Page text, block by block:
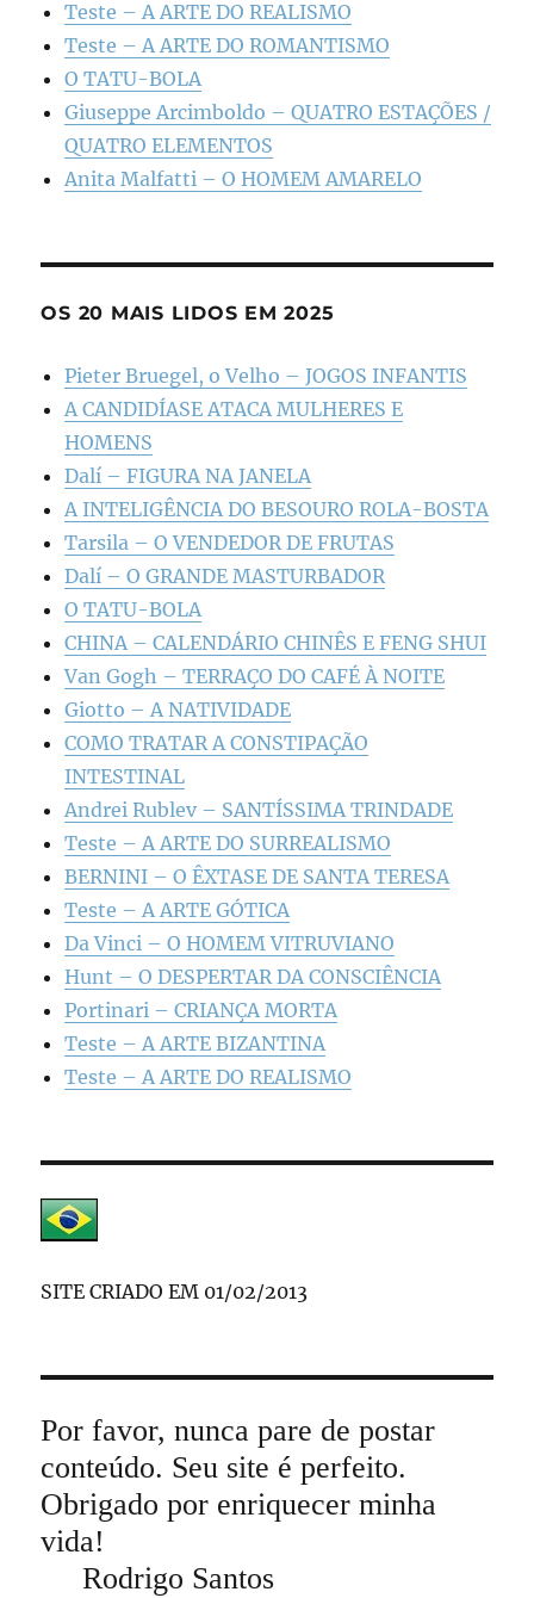
Teste – A ARTE DO REALISMO
Teste – A ARTE DO ROMANTISMO
O TATU-BOLA
Giuseppe Arcimboldo – QUATRO ESTAÇÕES /
QUATRO ELEMENTOS
Anita Malfatti – O HOMEM AMARELO
OS 20 MAIS LIDOS EM 2025
Pieter Bruegel, o Velho – JOGOS INFANTIS
A CANDIDÍASE ATACA MULHERES E
HOMENS
Dalí – FIGURA NA JANELA
A INTELIGÊNCIA DO BESOURO ROLA-BOSTA
Tarsila – O VENDEDOR DE FRUTAS
Dalí – O GRANDE MASTURBADOR
O TATU-BOLA
CHINA – CALENDÁRIO CHINÊS E FENG SHUI
Van Gogh – TERRAÇO DO CAFÉ À NOITE
Giotto – A NATIVIDADE
COMO TRATAR A CONSTIPAÇÃO
INTESTINAL
Andrei Rublev – SANTÍSSIMA TRINDADE
Teste – A ARTE DO SURREALISMO
BERNINI – O ÊXTASE DE SANTA TERESA
Teste – A ARTE GÓTICA
Da Vinci – O HOMEM VITRUVIANO
Hunt – O DESPERTAR DA CONSCIÊNCIA
Portinari – CRIANÇA MORTA
Teste – A ARTE BIZANTINA
Teste – A ARTE DO REALISMO
SITE CRIADO EM 01/02/2013
Por favor, nunca pare de postar
conteúdo. Seu site é perfeito.
Obrigado por enriquecer minha
vida!
Rodrigo Santos